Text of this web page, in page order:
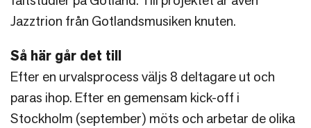
Jazztrion från Gotlandsmusiken knuten.
Så här går det till
Efter en urvalsprocess väljs 8 deltagare ut och
paras ihop. Efter en gemensam kick-off i
Stockholm (september) möts och arbetar de olika